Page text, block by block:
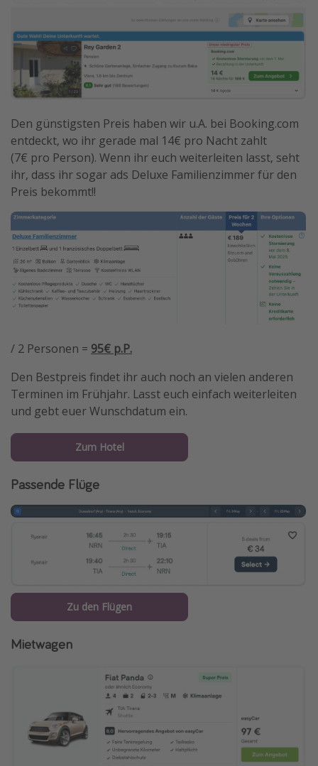
Den günstigsten Preis haben wir u.A. bei Booking.com
entdeckt, wo ihr gerade mal 14€ pro Nacht zahlt
(7€ pro Person). Wenn ihr euch weiterleiten lasst, seht
ihr, dass ihr sogar ads Deluxe Familienzimmer für den
Preis bekommt!!
/ 2 Personen = 95€ p.P.
Den Bestpreis findet ihr auch noch an vielen anderen
Terminen im Frühjahr. Lasst euch einfach weiterleiten
und gebt euer Wunschdatum ein.
Zum Hotel
Passende Flüge
Zu den Flügen
Mietwagen